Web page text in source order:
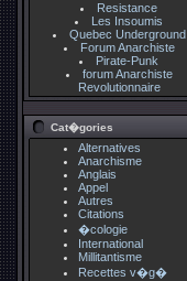
Resistance
Les Insoumis
Quebec Underground
Forum Anarchiste
Pirate-Punk
forum Anarchiste
Revolutionnaire
Cat�gories
Alternatives
Anarchisme
Anglais
Appel
Autres
Citations
�cologie
International
Millitantisme
Recettes v�g�